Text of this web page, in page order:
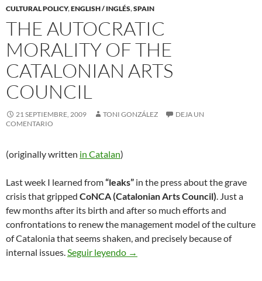
CULTURAL POLICY,ENGLISH / INGLÉS,SPAIN
THE AUTOCRATIC
MORALITY OF THE
CATALONIAN ARTS
COUNCIL
21 SEPTIEMBRE, 2009 TONI GONZÁLEZ
DEJA UN
COMENTARIO
(originally written in Catalan)
Last week I learned from“leaks” in the press about the grave
crisis that gripped CoNCA (Catalonian Arts Council). Just a
few months after its birth and after so much efforts and
confrontations to renew the management model of the culture
of Catalonia that seems shaken, and precisely because of
internal issues.Seguir leyendo The Autocratic Morality of the
→